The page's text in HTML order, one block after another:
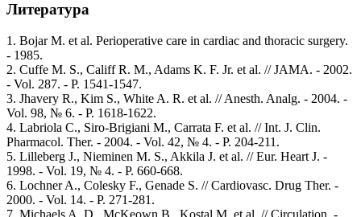
Литература
1. Bojar M. et al. Perioperative care in cardiac and thoracic surgery.
- 1985.
2. Cuffe M. S., Califf R. M., Adams K. F. Jr. et al. // JAMA. - 2002.
- Vol. 287. - P. 1541-1547.
3. Jhavery R., Kim S., White A. R. et al. // Anesth. Analg. - 2004. -
Vol. 98, № 6. - P. 1618-1622.
4. Labriola C., Siro-Brigiani M., Carrata F. et al. // Int. J. Clin.
Pharmacol. Ther. - 2004. - Vol. 42, № 4. - P. 204-211.
5. Lilleberg J., Nieminen M. S., Akkila J. et al. // Eur. Heart J. -
1998. - Vol. 19, № 4. - P. 660-668.
6. Lochner A., Colesky F., Genade S. // Cardiovasc. Drug Ther. -
2000. - Vol. 14. - P. 271-281.
7. Michaels A. D., McKeown B., Kostal M. et al. // Circulation. -